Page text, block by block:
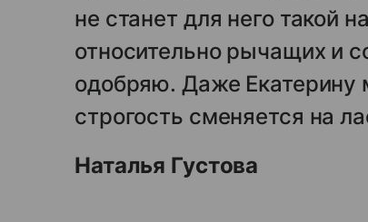
не станет для него такой
относительно рычащих и
одобряю. Даже
строгость сменяется на
Наталья Густова